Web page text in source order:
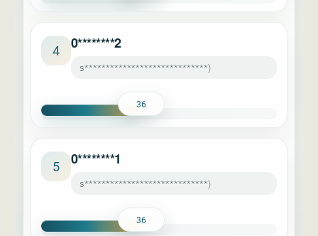
4 0********2
s*****************************)
36
5 0********1
s*****************************)
36